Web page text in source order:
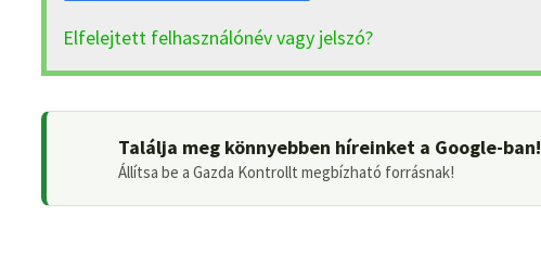
Elfelejtett felhasználónév vagy jelszó?
Találja meg könnyebben híreinket a Google-ban!
Állítsa be a Gazda Kontrollt megbízható forrásnak!